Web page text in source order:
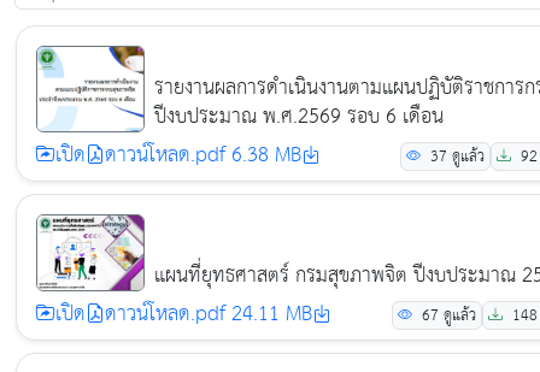
รายงานผลการดำเนินงานตามแผนปฏิบัติราชการ
ปีงบประมาณ พ.ศ.2569 รอบ 6 เดือน
เปิด ดาวน์โหลด.pdf 6.38 MB 37 ดูแล้ว 92
แผนที่ยุทธศาสตร์ กรมสุขภาพจิต ปีงบประมาณ
เปิด ดาวน์โหลด.pdf 24.11 MB 67 ดูแล้ว 148